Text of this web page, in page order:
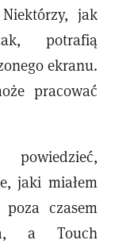
jak
potrafią
ekranu.
pracować
jaki miałem
czasem
a Touch